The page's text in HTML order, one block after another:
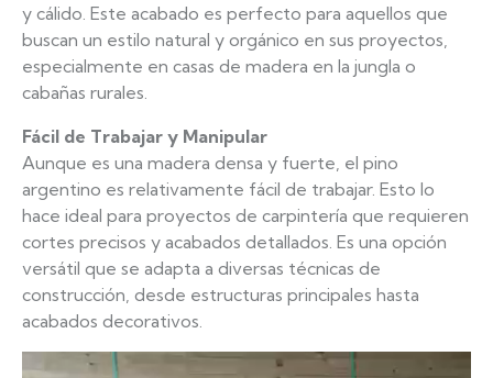
y cálido. Este acabado es perfecto para aquellos que
buscan un estilo natural y orgánico en sus proyectos,
especialmente en casas de madera en la jungla o
cabañas rurales.
Fácil de Trabajar y Manipular
Aunque es una madera densa y fuerte, el pino
argentino es relativamente fácil de trabajar. Esto lo
hace ideal para proyectos de carpintería que requieren
cortes precisos y acabados detallados. Es una opción
versátil que se adapta a diversas técnicas de
construcción, desde estructuras principales hasta
acabados decorativos.